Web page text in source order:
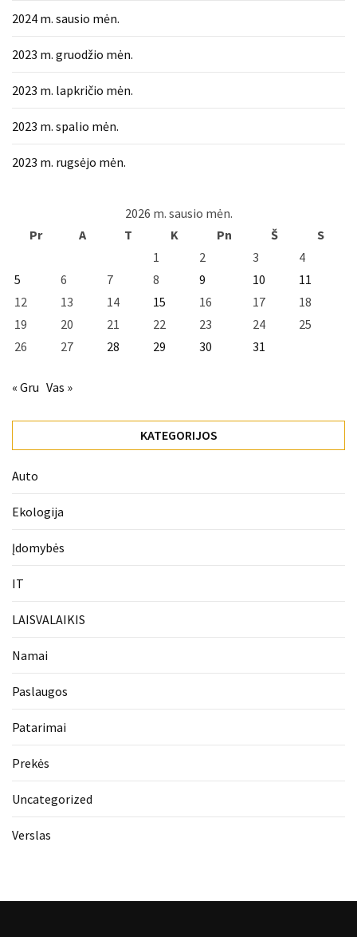
2024 m. sausio mėn.
2023 m. gruodžio mėn.
2023 m. lapkričio mėn.
2023 m. spalio mėn.
2023 m. rugsėjo mėn.
2026 m. sausio mėn.
Pr
A T K Pn Š
S
1
2 3
4
5
6 7 8 9 10
11
12
13 14 15 16 17
18
19
20 21 22 23 24
25
26
27 28 29 30 31
« Gru Vas »
KATEGORIJOS
Auto
Ekologija
Įdomybės
IT
LAISVALAIKIS
Namai
Paslaugos
Patarimai
Prekės
Uncategorized
Verslas